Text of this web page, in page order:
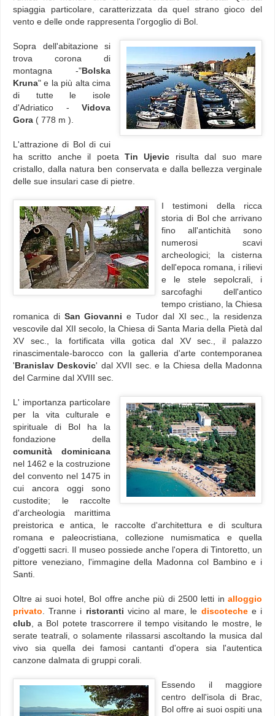
spiaggia particolare, caratterizzata da quel strano gioco del
vento e delle onde rappresenta l'orgoglio di Bol.
Sopra dell'abitazione si
trova corona di
montagna -"Bolska
Kruna" e la più alta cima
di tutte le isole
d'Adriatico - Vidova
Gora ( 778 m ).
L'attrazione di Bol di cui
ha scritto anche il poeta Tin Ujevic risulta dal suo mare
cristallo, dalla natura ben conservata e dalla bellezza verginale
delle sue insulari case di pietre.
I testimoni della ricca
storia di Bol che arrivano
fino all'antichità sono
numerosi scavi
archeologici; la cisterna
dell'epoca romana, i rilievi
e le stele sepolcrali, i
sarcofaghi dell'antico
tempo cristiano, la Chiesa
romanica di San Giovanni e Tudor dal XI sec., la residenza
vescovile dal XII secolo, la Chiesa di Santa Maria della Pietà dal
XV sec., la fortificata villa gotica dal XV sec., il palazzo
rinascimentale-barocco con la galleria d'arte contemporanea
'Branislav Deskovic' dal XVII sec. e la Chiesa della Madonna
del Carmine dal XVIII sec.
L' importanza particolare
per la vita culturale e
spirituale di Bol ha la
fondazione della
comunità dominicana
nel 1462 e la costruzione
del convento nel 1475 in
cui ancora oggi sono
custodite; le raccolte
d'archeologia marittima
preistorica e antica, le raccolte d'architettura e di scultura
romana e paleocristiana, collezione numismatica e quella
d'oggetti sacri. Il museo possiede anche l'opera di Tintoretto, un
pittore veneziano, l'immagine della Madonna col Bambino e i
Santi
Oltre ai suoi hotel, Bol offre anche più di 2500 letti in alloggio
privato . Tranne i ristoranti vicino al mare, le discoteche e i
club , a Bol potete trascorrere il tempo visitando le mostre, le
serate teatrali, o solamente rilassarsi ascoltando la musica dal
vivo sia quella dei famosi cantanti d'opera sia l'autentica
canzone dalmata di gruppi corali.
Essendo il maggiore
centro dell'isola di Brac,
Bol offre ai suoi ospiti una